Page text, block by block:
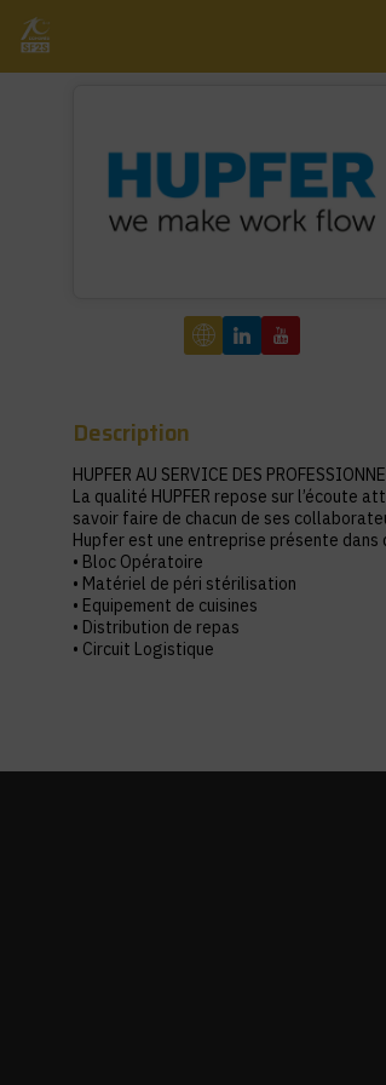
Description
HUPFER AU SERVICE DES
La qualité HUPFER repose sur l’écoute
savoir faire de chacun de ses
Hupfer est une entreprise présente
• Bloc Opératoire
• Matériel de péri stérilisation
• Equipement de cuisines
• Distribution de repas